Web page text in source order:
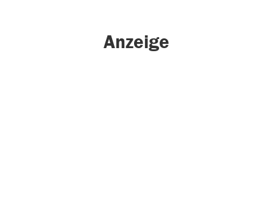
Anzeige